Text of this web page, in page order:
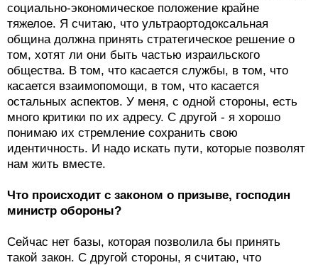
социально-экономическое положение крайне
тяжелое. Я считаю, что ультраортодоксальная
община должна принять стратегическое решение о
том, хотят ли они быть частью израильского
общества. В том, что касается службы, в том, что
касается взаимопомощи, в том, что касается
остальных аспектов. У меня, с одной стороны, есть
много критики по их адресу. С другой - я хорошо
понимаю их стремление сохранить свою
идентичность. И надо искать пути, которые позволят
нам жить вместе.
Что происходит с законом о призыве, господин
министр обороны?
Сейчас нет базы, которая позволила бы принять
такой закон. С другой стороны, я считаю, что